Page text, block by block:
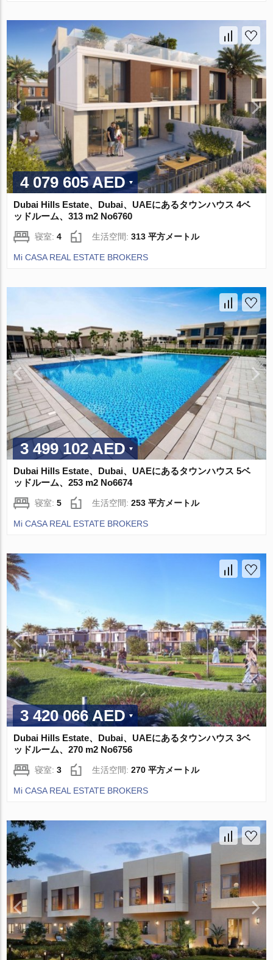
4 079 605 AED
Dubai Hills Estate、Dubai、UAEにあるタウンハウス 4ベ
ッドルーム、313 m2 No6760
寝室:4 生活空間:313 平方メートル
Mi CASA REAL ESTATE BROKERS
3 499 102 AED
Dubai Hills Estate、Dubai、UAEにあるタウンハウス 5ベ
ッドルーム、253 m2 No6674
寝室:5 生活空間:253 平方メートル
Mi CASA REAL ESTATE BROKERS
3 420 066 AED
Dubai Hills Estate、Dubai、UAEにあるタウンハウス 3ベ
ッドルーム、270 m2 No6756
寝室:3 生活空間:270 平方メートル
Mi CASA REAL ESTATE BROKERS